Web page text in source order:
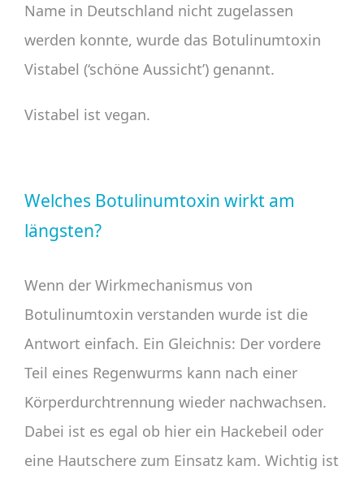
Name in Deutschland nicht zugelassen
werden konnte, wurde das Botulinumtoxin
Vistabel (‘schöne Aussicht’) genannt.
Vistabel ist vegan.
Welches Botulinumtoxin wirkt am
längsten?
Wenn der Wirkmechanismus von
Botulinumtoxin verstanden wurde ist die
Antwort einfach. Ein Gleichnis: Der vordere
Teil eines Regenwurms kann nach einer
Körperdurchtrennung wieder nachwachsen.
Dabei ist es egal ob hier ein Hackebeil oder
eine Hautschere zum Einsatz kam. Wichtig ist